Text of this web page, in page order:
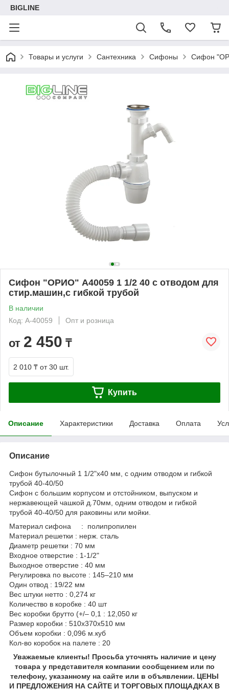
BIGLINE
Товары и услуги Сантехника Сифоны Сифон
Сифон "ОРИО" А40059 1 1/2 40 с отводом для
стир.машин,с гибкой трубой
В наличии
Код: А-40059
Опт и розница
от 2 450 ₸
2 010 ₸ от 30 шт.
Купить
Описание Характеристики Доставка Оплата
Описание
Сифон бутылочный 1 1/2"х40 мм, с одним отводом и гибкой
трубой 40-40/50
Сифон с большим корпусом и отстойником, выпуском и
нержавеющей чашкой д.70мм, одним отводом и гибкой
трубой 40-40/50 для раковины или мойки.
Материал сифона : полипропилен
Материал решетки : нерж. сталь
Диаметр решетки : 70 мм
Входное отверстие : 1-1/2"
Выходное отверстие : 40 мм
Регулировка по высоте : 145–210 мм
Один отвод : 19/22 мм
Вес штуки нетто : 0,274 кг
Количество в коробке : 40 шт
Вес коробки брутто (+/– 0,1 : 12,050 кг
Размер коробки : 510x370x510 мм
Объем коробки : 0,096 м.куб
Кол-во коробок на палете : 20
Уважаемые клиенты! Просьба уточнять наличие и цену
товара у представителя компании сообщением или по
телефону, указанному на сайте или в объявлении. ЦЕНЫ
И ПРЕДЛОЖЕНИЯ НА САЙТЕ И ТОРГОВЫХ ПЛОЩАДКАХ В